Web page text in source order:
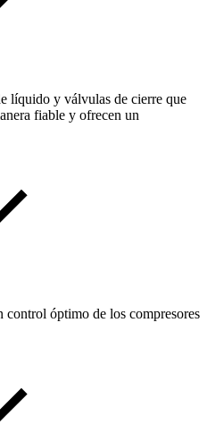
líquido y válvulas de cierre que
fiable y ofrecen un
control óptimo de los compresores